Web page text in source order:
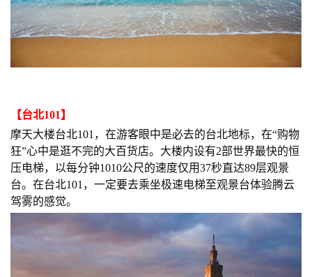
【台北101】
摩天大楼台北101，在游客眼中是必去的台北地标，在“购物
狂”心中是逛不完的大百货店。大楼内设有2部世界最快的恒
压电梯，以每分钟1010公尺的速度仅用37秒直达89层观景
台。在台北101，一定要去乘坐极速电梯至观景台体验腾云
驾雾的感觉。